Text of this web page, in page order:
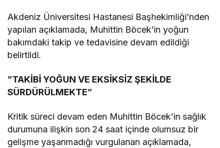
Akdeniz Üniversitesi Hastanesi Başhekimliği’nden
yapılan açıklamada, Muhittin Böcek’in yoğun
bakımdaki takip ve tedavisine devam edildiği
belirtildi.
”TAKİBİ YOĞUN VE EKSİKSİZ ŞEKİLDE
SÜRDÜRÜLMEKTE”
Kritik süreci devam eden Muhittin Böcek’in sağlık
durumuna ilişkin son 24 saat içinde olumsuz bir
gelişme yaşanmadığı vurgulanan açıklamada,